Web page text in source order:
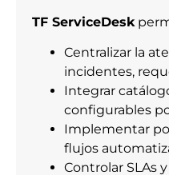
TF ServiceDesk
Centralizar la
incidentes,
Integrar
configurables
Implementar
flujos
Controlar SLAs